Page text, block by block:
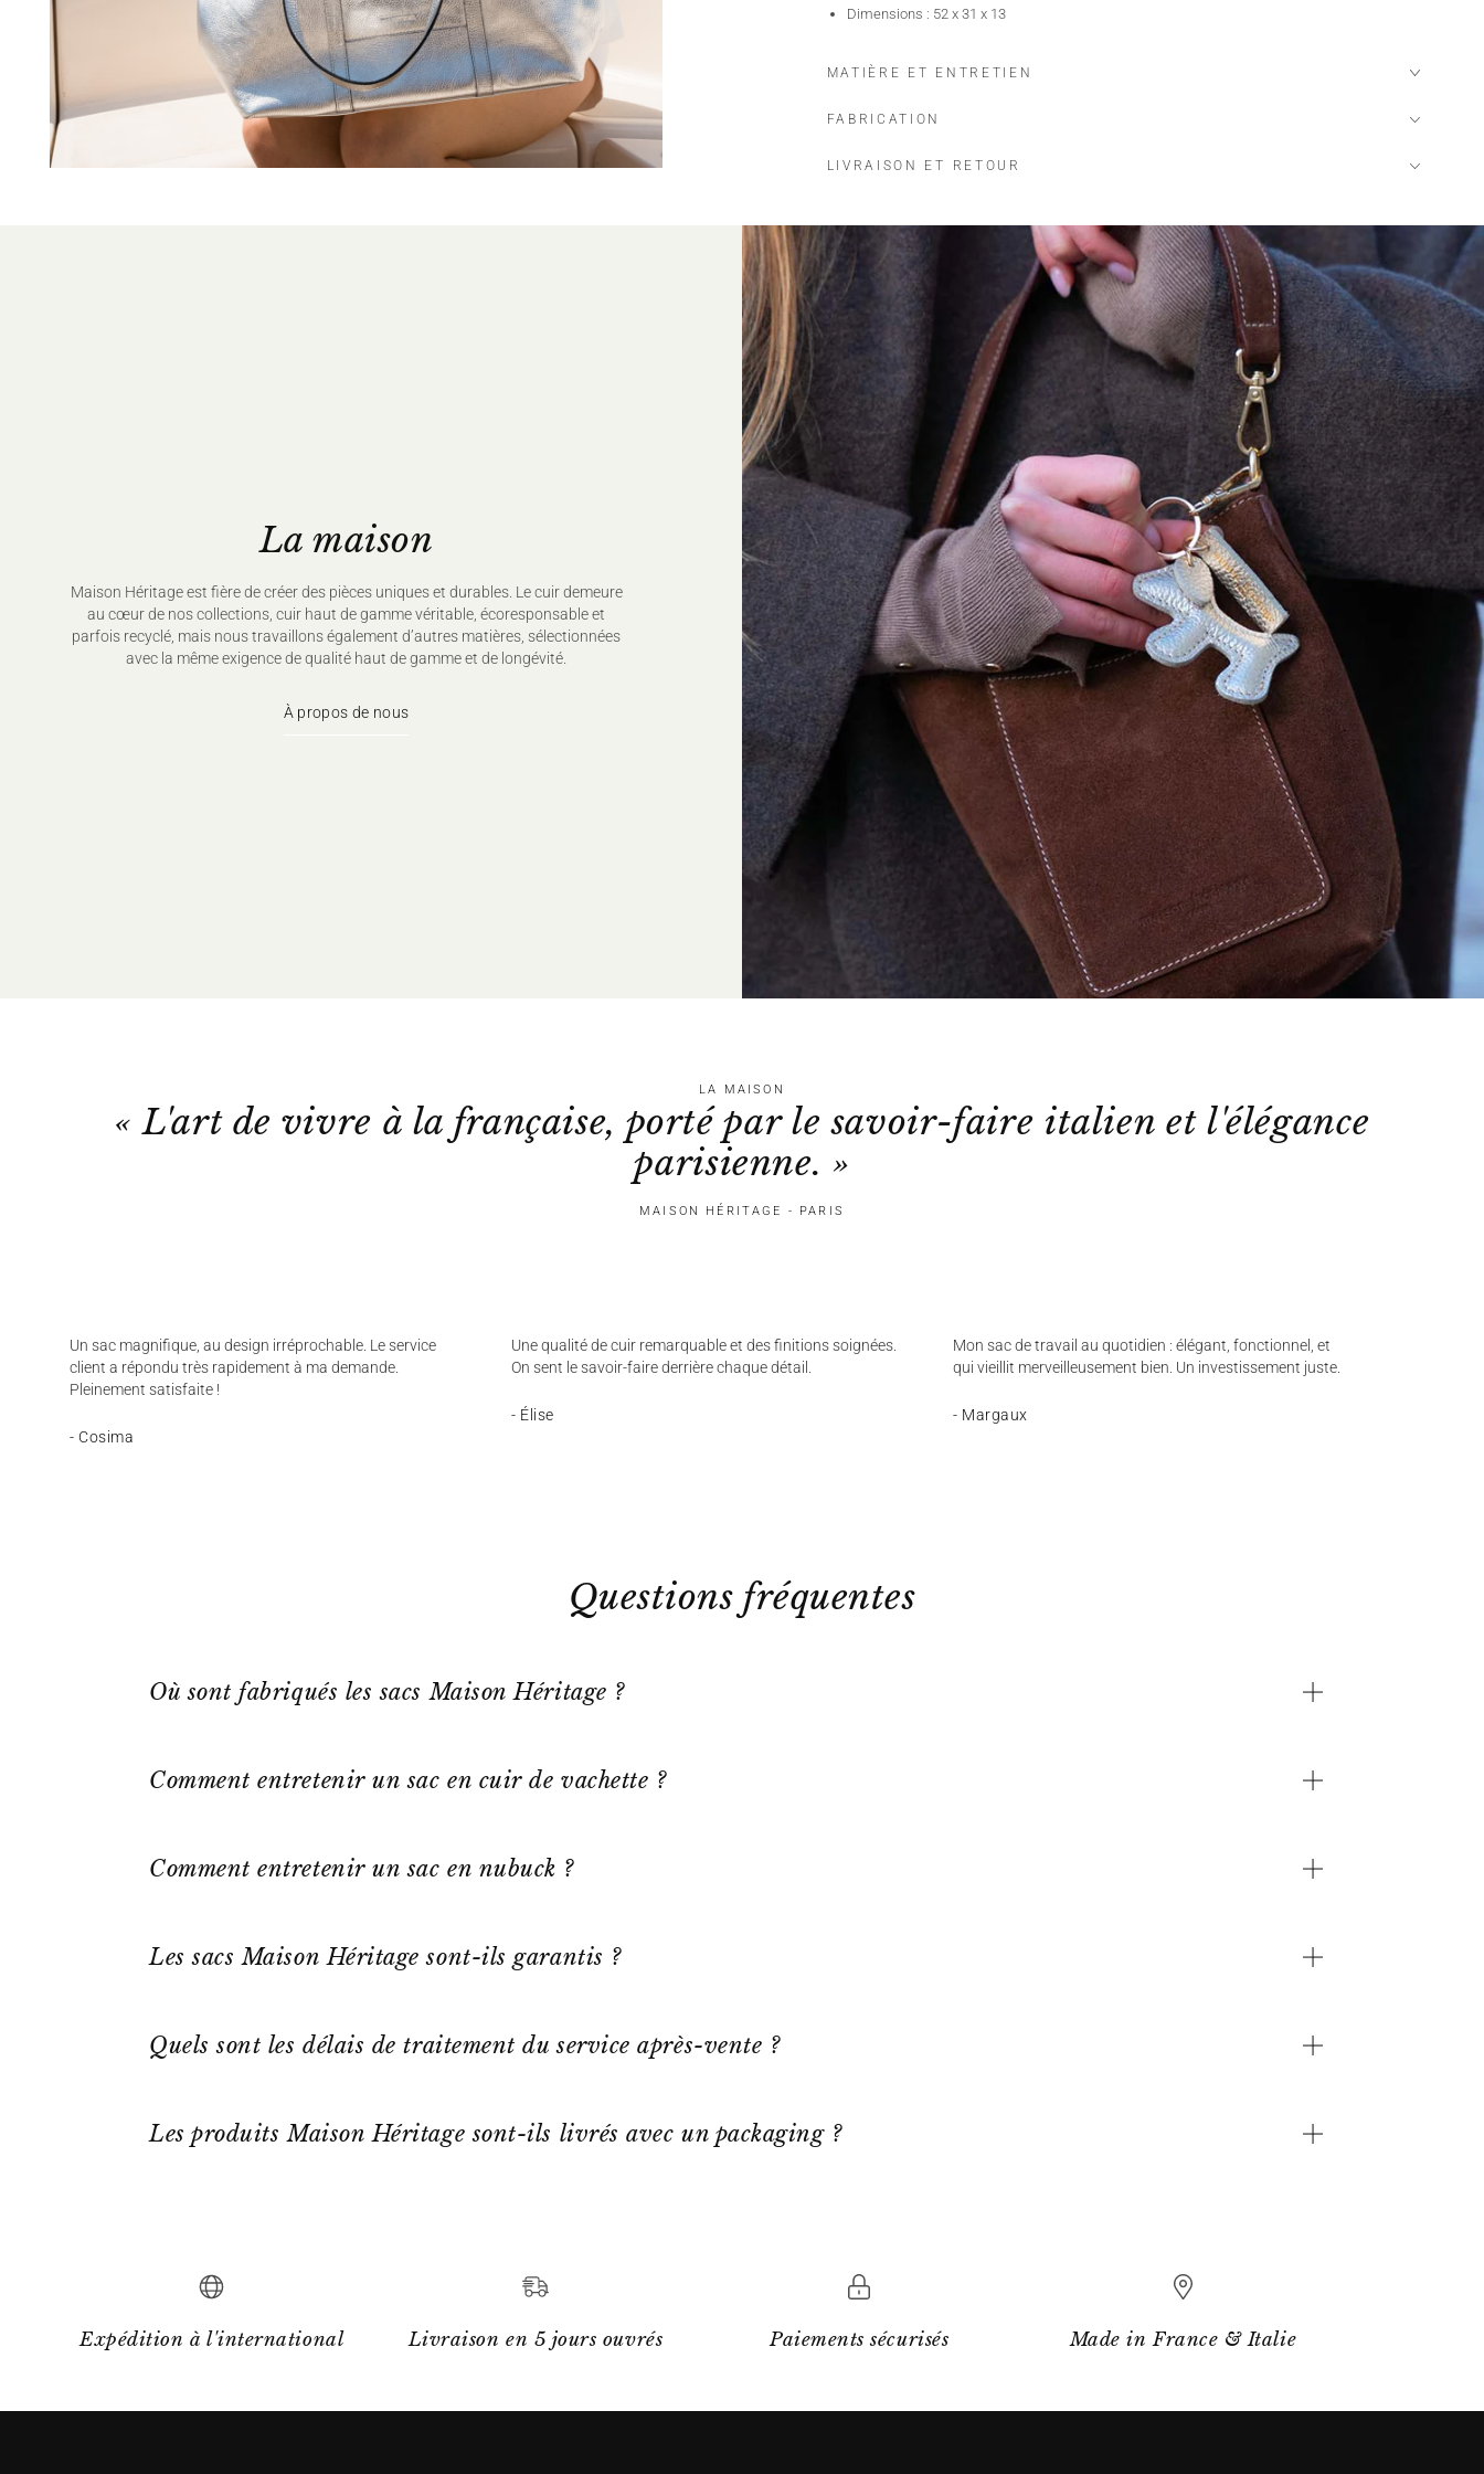
Dimensions : 52 x 31 x 13
MATIÈRE ET ENTRETIEN
FABRICATION
LIVRAISON ET RETOUR
La maison
Maison Héritage est fière de créer des pièces uniques et durables. Le cuir demeure
au cœur de nos collections, cuir haut de gamme véritable, écoresponsable et
parfois recyclé, mais nous travaillons également d’autres matières, sélectionnées
avec la même exigence de qualité haut de gamme et de longévité.
À propos de nous
LA MAISON
« L'art de vivre à la française, porté par le savoir-faire italien et l'élégance
parisienne. »
MAISON HÉRITAGE - PARIS
Un sac magnifique, au design irréprochable. Le service
client a répondu très rapidement à ma demande.
Pleinement satisfaite !
- Cosima
Une qualité de cuir remarquable et des finitions soignées.
On sent le savoir-faire derrière chaque détail.
- Élise
Mon sac de travail au quotidien : élégant, fonctionnel, et
qui vieillit merveilleusement bien. Un investissement juste.
- Margaux
Questions fréquentes
Où sont fabriqués les sacs Maison Héritage ?
Comment entretenir un sac en cuir de vachette ?
Comment entretenir un sac en nubuck ?
Les sacs Maison Héritage sont-ils garantis ?
Quels sont les délais de traitement du service après-vente ?
Les produits Maison Héritage sont-ils livrés avec un packaging ?
Expédition à l'international Livraison en 5 jours ouvrés Paiements sécurisés Made in France & Italie